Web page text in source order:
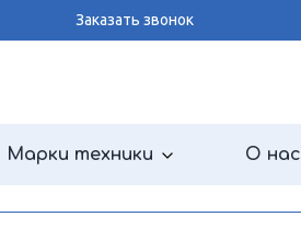
Заказать звонок
Марки техники О нас